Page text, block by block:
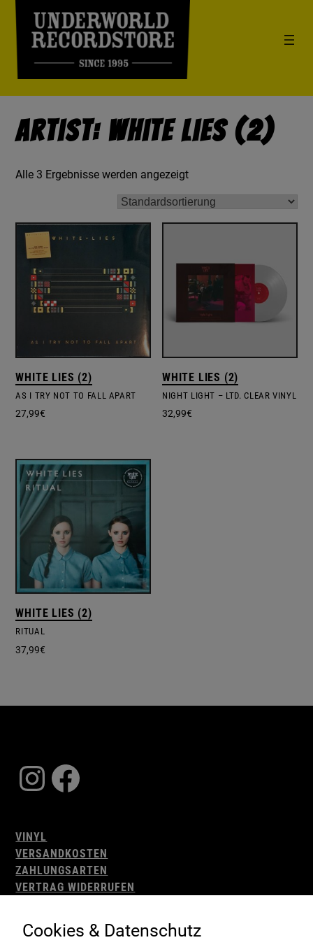
Artist: White Lies (2)
Alle 3 Ergebnisse werden angezeigt
WHITE LIES (2)
AS I TRY NOT TO FALL APART
27,99€
WHITE LIES (2)
NIGHT LIGHT – LTD. CLEAR VINYL
32,99€
WHITE LIES (2)
RITUAL
37,99€
Instagram
Facebook
VINYL
VERSANDKOSTEN
ZAHLUNGSARTEN
VERTRAG WIDERRUFEN
WIDERRUFSBELEHRUNG
Cookies & Datenschutz